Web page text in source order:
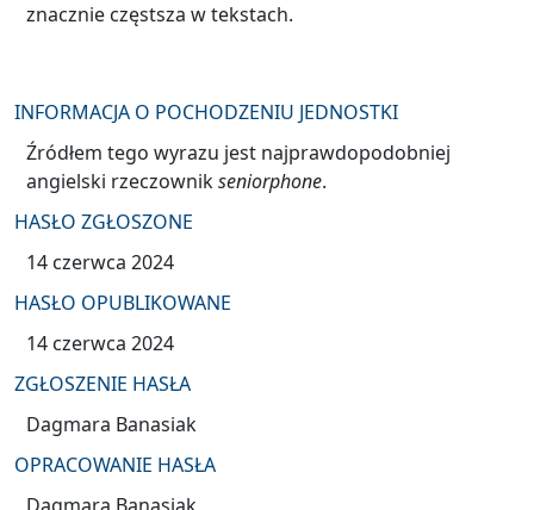
znacznie częstsza w tekstach.
INFORMACJA O POCHODZENIU JEDNOSTKI
Źródłem tego wyrazu jest najprawdopodobniej
angielski rzeczownikseniorphone.
HASŁO ZGŁOSZONE
14 czerwca 2024
HASŁO OPUBLIKOWANE
14 czerwca 2024
ZGŁOSZENIE HASŁA
Dagmara Banasiak
OPRACOWANIE HASŁA